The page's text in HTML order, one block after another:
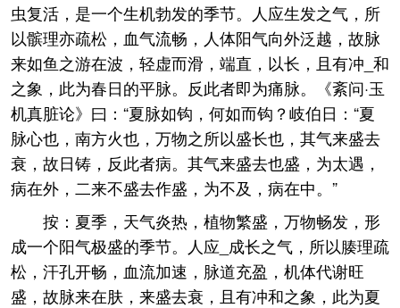
虫复活，是一个生机勃发的季节。人应生发之气，所
以髌理亦疏松，血气流畅，人体阳气向外泛越，故脉
来如鱼之游在波，轻虚而滑，端直，以长，且有冲_和
之象，此为春日的平脉。反此者即为痛脉。《紊问·玉
机真脏论》曰：“夏脉如钩，何如而钩？岐伯日：“夏
脉心也，南方火也，万物之所以盛长也，其气来盛去
衰，故日铸，反此者病。其气来盛去也盛，为太遇，
病在外，二来不盛去作盛，为不及，病在中。”
按：夏季，天气炎热，植物繁盛，万物畅发，形
成一个阳气极盛的季节。人应_成长之气，所以腠理疏
松，汗孔开畅，血流加速，脉道充盈，机体代谢旺
盛，故脉来在肤，来盛去衰，且有冲和之象，此为夏